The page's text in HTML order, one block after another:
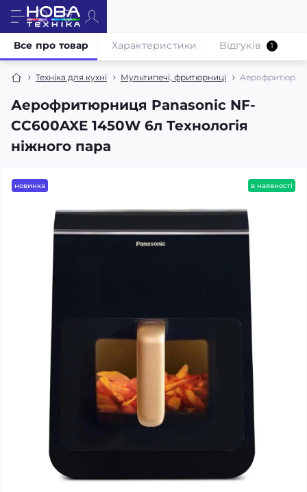
Техніка для кухні Мультипечі, фритюрниці
Аерофритюрниця Panasonic NF-
CC600AXE 1450W 6л Технологія
ніжного пара
Все про товар Характеристики Відгуків 1
новинка в наявності